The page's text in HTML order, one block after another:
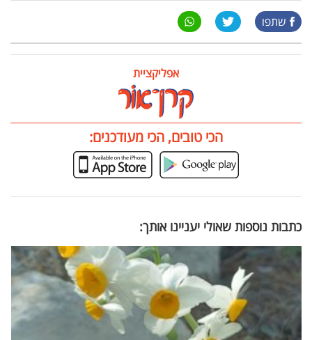
שתפו
אפליקציית
הכי טובים, הכי מעודכנים:
כתבות נוספות שאולי יעניינו אותך: